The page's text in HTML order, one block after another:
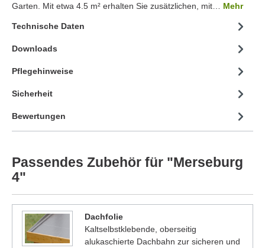
Garten. Mit etwa 4.5 m² erhalten Sie zusätzlichen, mit… Mehr
Technische Daten
Downloads
Pflegehinweise
Sicherheit
Bewertungen
Passendes Zubehör für "Merseburg
4"
Dachfolie
Kaltselbstklebende, oberseitig
alukaschierte Dachbahn zur sicheren und